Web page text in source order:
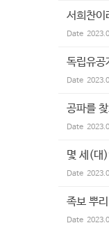
서희찬
Date
독립유공
Date
공파를
Date
몇 세(대
Date
족보 뿌
Date